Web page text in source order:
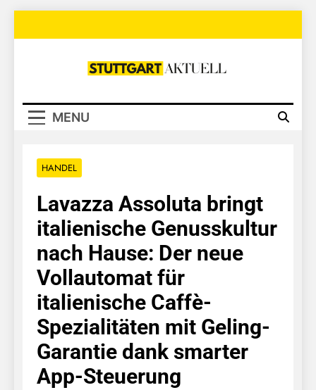
Stuttgart
MENU
HANDEL
Lavazza Assoluta bringt
italienische Genusskultur
nach Hause: Der neue
Vollautomat für
italienische Caffè-
Spezialitäten mit Geling-
Garantie dank smarter
App-Steuerung